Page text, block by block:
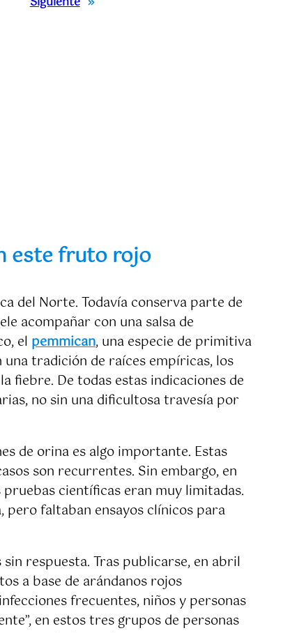
este fruto rojo
del Norte. Todavía conserva parte de
acompañar con una salsa de
el pemmican, una especie de primitiva
tradición de raíces empíricas, los
fiebre. De todas estas indicaciones de
no sin una dificultosa travesía por
de orina es algo importante. Estas
son recurrentes. Sin embargo, en
científicas eran muy limitadas.
pero faltaban ensayos clínicos para
respuesta. Tras publicarse, en abril
a base de arándanos rojos
frecuentes, niños y personas
en estos tres grupos de personas